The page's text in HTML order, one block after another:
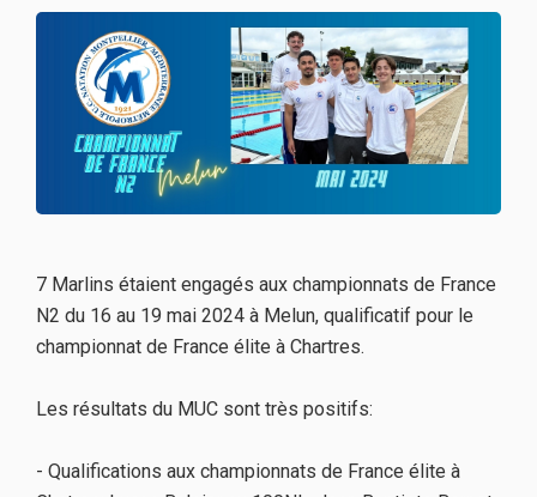
7 Marlins étaient engagés aux championnats de France
N2 du 16 au 19 mai 2024 à Melun, qualificatif pour le
championnat de France élite à Chartres.
Les résultats du MUC sont très positifs:
- Qualifications aux championnats de France élite à